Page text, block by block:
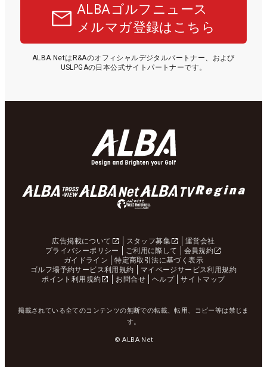
ALBAゴルフニュース
メルマガ登録はこちら
ALBA NetはR&Aのオフィシャルデジタルパートナー、および
USLPGAの日本公式サイトパートナーです。
広告掲載について スタッフ募集
運営会社
プライバシーポリシー
ご利用に際して
会員規約
ガイドライン
特定商取引法に基づく表示
ゴルフ場予約サービス利用規約
マイページサービス利用規約
ポイント利用規約
お問合せ ヘルプ サイトマップ
掲載されている全てのコンテンツの無断での転載、転用、コピー等は禁じま
す。
© ALBA Net